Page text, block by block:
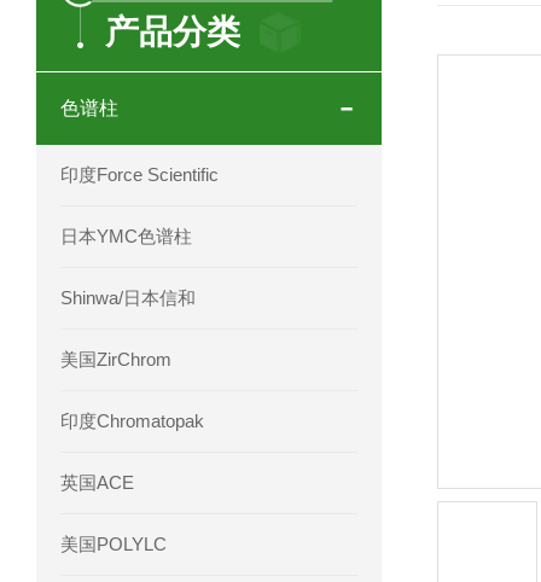
菟丝子 柠檬黄色谱柱
印度Force Scientific Rubitas色谱柱
产品分类
色谱柱
印度Force Scientific
日本YMC色谱柱
Shinwa/日本信和
美国ZirChrom
印度Chromatopak
英国ACE
美国POLYLC